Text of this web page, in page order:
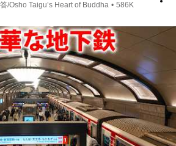
/Osho Taigu’s Heart of Buddha • 586K